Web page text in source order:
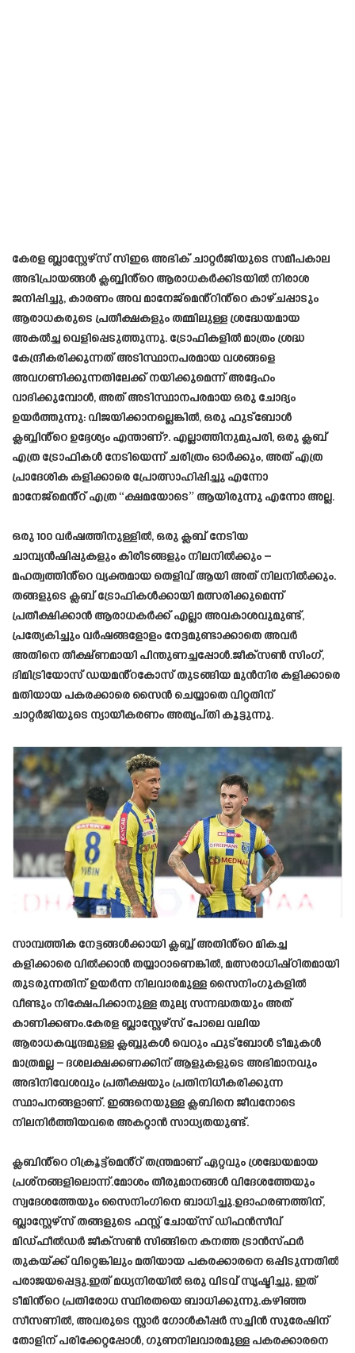
കേരള ബ്ലാസ്റ്റേഴ്‌സ് സിഇഒ അഭിക് ചാറ്റർജിയുടെ സമീപകാല
അഭിപ്രായങ്ങൾ ക്ലബ്ബിൻ്റെ ആരാധകർക്കിടയിൽ നിരാശ
ജനിപ്പിച്ചു, കാരണം അവ മാനേജ്‌മെൻ്റിൻ്റെ കാഴ്ചപ്പാടും
ആരാധകരുടെ പ്രതീക്ഷകളും തമ്മിലുള്ള ശ്രദ്ധേയമായ
അകൽച്ച വെളിപ്പെടുത്തുന്നു. ട്രോഫികളിൽ മാത്രം ശ്രദ്ധ
കേന്ദ്രീകരിക്കുന്നത് അടിസ്ഥാനപരമായ വശങ്ങളെ
അവഗണിക്കുന്നതിലേക്ക് നയിക്കുമെന്ന് അദ്ദേഹം
വാദിക്കുമ്പോൾ, അത് അടിസ്ഥാനപരമായ ഒരു ചോദ്യം
ഉയർത്തുന്നു: വിജയിക്കാനല്ലെങ്കിൽ, ഒരു ഫുട്ബോൾ
ക്ലബ്ബിൻ്റെ ഉദ്ദേശ്യം എന്താണ്?. എല്ലാത്തിനുമുപരി, ഒരു ക്ലബ്
എത്ര ട്രോഫികൾ നേടിയെന്ന് ചരിത്രം ഓർക്കും, അത് എത്ര
പ്രാദേശിക കളിക്കാരെ പ്രോത്സാഹിപ്പിച്ചു എന്നോ
മാനേജ്മെൻ്റ് എത്ര “ക്ഷമയോടെ” ആയിരുന്നു എന്നോ അല്ല.
ഒരു 100 വർഷത്തിനുള്ളിൽ, ഒരു ക്ലബ് നേടിയ
ചാമ്പ്യൻഷിപ്പുകളും കിരീടങ്ങളും നിലനിൽക്കും –
മഹത്വത്തിൻ്റെ വ്യക്തമായ തെളിവ് ആയി അത് നിലനിൽക്കും.
തങ്ങളുടെ ക്ലബ് ട്രോഫികൾക്കായി മത്സരിക്കുമെന്ന്
പ്രതീക്ഷിക്കാൻ ആരാധകർക്ക് എല്ലാ അവകാശവുമുണ്ട്,
പ്രത്യേകിച്ചും വർഷങ്ങളോളം നേട്ടമുണ്ടാക്കാതെ അവർ
അതിനെ തീക്ഷ്ണമായി പിന്തുണച്ചപ്പോൾ.ജീക്‌സൺ സിംഗ്,
ദിമിട്രിയോസ് ഡയമൻ്റകോസ് തുടങ്ങിയ മുൻനിര കളിക്കാരെ
മതിയായ പകരക്കാരെ സൈൻ ചെയ്യാതെ വിറ്റതിന്
ചാറ്റർജിയുടെ ന്യായീകരണം അതൃപ്തി കൂട്ടുന്നു.
സാമ്പത്തിക നേട്ടങ്ങൾക്കായി ക്ലബ്ബ് അതിൻ്റെ മികച്ച
കളിക്കാരെ വിൽക്കാൻ തയ്യാറാണെങ്കിൽ, മത്സരാധിഷ്ഠിതമായി
തുടരുന്നതിന് ഉയർന്ന നിലവാരമുള്ള സൈനിംഗുകളിൽ
വീണ്ടും നിക്ഷേപിക്കാനുള്ള തുല്യ സന്നദ്ധതയും അത്
കാണിക്കണം.കേരള ബ്ലാസ്റ്റേഴ്‌സ് പോലെ വലിയ
ആരാധകവൃന്ദമുള്ള ക്ലബ്ബുകൾ വെറും ഫുട്‌ബോൾ ടീമുകൾ
മാത്രമല്ല – ദശലക്ഷക്കണക്കിന് ആളുകളുടെ അഭിമാനവും
അഭിനിവേശവും പ്രതീക്ഷയും പ്രതിനിധീകരിക്കുന്ന
സ്ഥാപനങ്ങളാണ്. ഇങ്ങനെയുള്ള ക്ലബിനെ ജീവനോടെ
നിലനിർത്തിയവരെ അകറ്റാൻ സാധ്യതയുണ്ട്.
ക്ലബിൻ്റെ റിക്രൂട്ട്‌മെൻ്റ് തന്ത്രമാണ് ഏറ്റവും ശ്രദ്ധേയമായ
പ്രശ്‌നങ്ങളിലൊന്ന്.മോശം തീരുമാനങ്ങൾ വിദേശത്തേയും
സ്വദേശത്തേയും സൈനിംഗിനെ ബാധിച്ചു.ഉദാഹരണത്തിന്,
ബ്ലാസ്റ്റേഴ്സ് തങ്ങളുടെ ഫസ്റ്റ് ചോയ്സ് ഡിഫൻസീവ്
മിഡ്ഫീൽഡർ ജീക്സൺ സിങ്ങിനെ കനത്ത ട്രാൻസ്ഫർ
തുകയ്ക്ക് വിറ്റെങ്കിലും മതിയായ പകരക്കാരനെ ഒപ്പിടുന്നതിൽ
പരാജയപ്പെട്ടു.ഇത് മധ്യനിരയിൽ ഒരു വിടവ് സൃഷ്ടിച്ചു, ഇത്
ടീമിൻ്റെ പ്രതിരോധ സ്ഥിരതയെ ബാധിക്കുന്നു.കഴിഞ്ഞ
സീസണിൽ, അവരുടെ സ്റ്റാർ ഗോൾകീപ്പർ സച്ചിൻ സുരേഷിന്
തോളിന് പരിക്കേറ്റപ്പോൾ, ഗുണനിലവാരമുള്ള പകരക്കാരനെ